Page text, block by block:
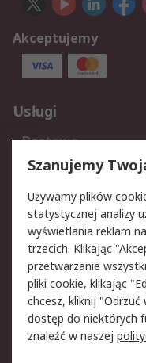
Akceptujemy
Usługi
Dostawa
Reklamacje i
Aspekty prawne
Bezpieczeństwo e-
maila
Polityka
Zastrzeżenia
Szanujemy
Używamy plików
statystycznej analizy
wyświetlania reklam
trzecich. Klikając
przetwarzanie
pliki cookie, klikając
chcesz, kliknij
dostęp do niektórych
znaleźć w naszej